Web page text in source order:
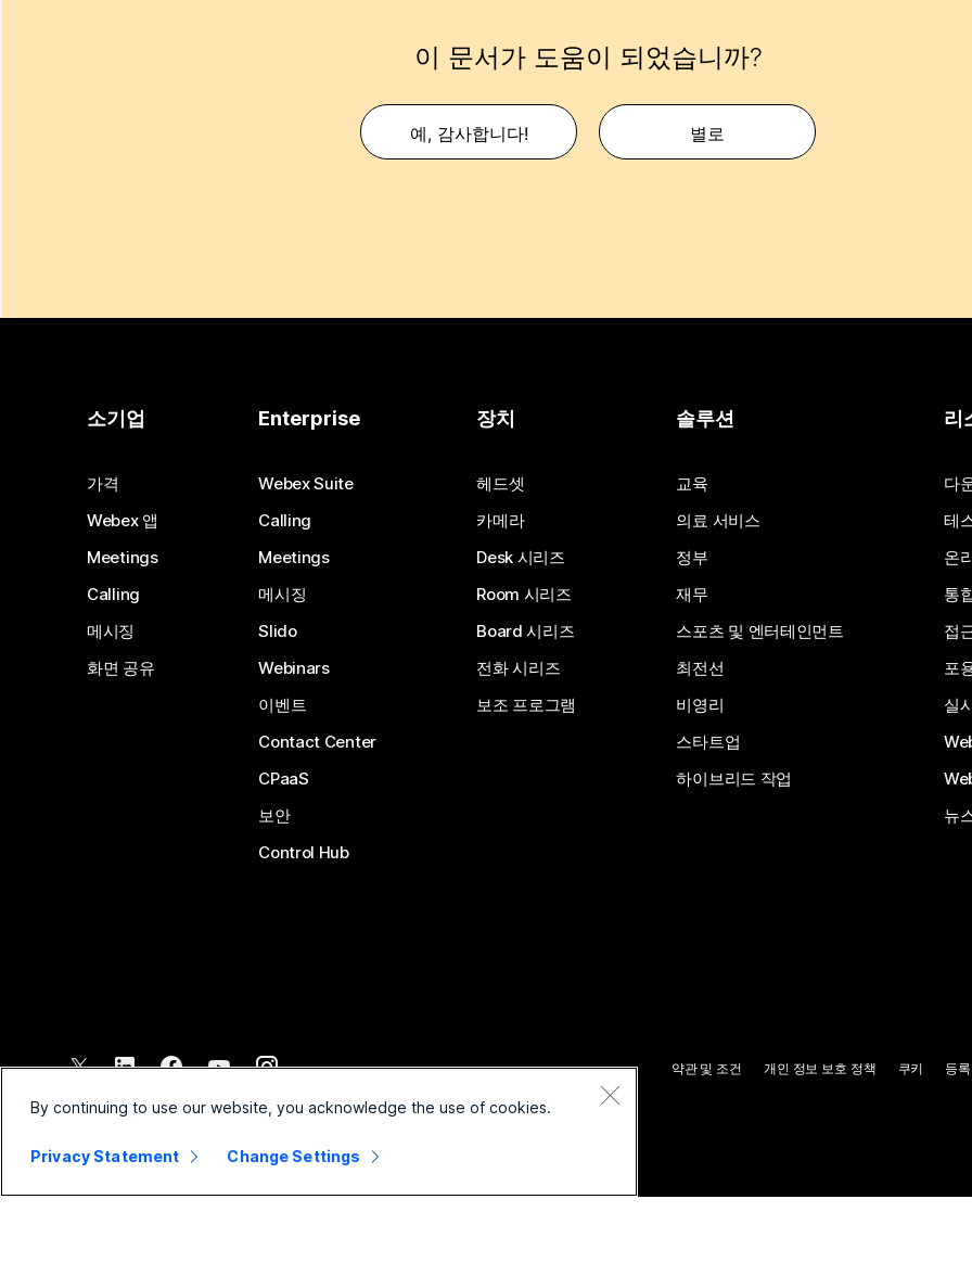
이 문서가 도움이 되었습니까?
예, 감사합니다! 별로
소기업
가격
Webex 앱
Meetings
Calling
메시징
화면 공유
Enterprise
Webex Suite
Calling
Meetings
메시징
Slido
Webinars
이벤트
Contact Center
CPaaS
보안
Control Hub
장치
헤드셋
카메라
Desk 시리즈
Room 시리즈
Board 시리즈
전화 시리즈
보조 프로그램
솔루션
교육
의료 서비스
정부
재무
스포츠 및 엔터테인먼트
최전선
비영리
스타트업
하이브리드 작업
리
다
테
온
통
접
포
실
뉴
2026 Cisco 및/또는 관련 제휴. All rights reserved.
약관 및 조건 개인 정보 보호 정책 쿠키 등
By continuing to use our website, you acknowledge the use of cookies.
Privacy Statement Change Settings